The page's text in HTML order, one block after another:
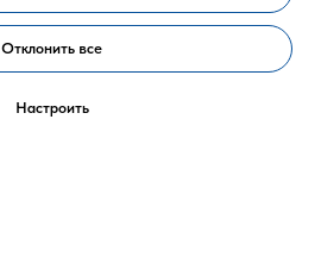
Отклонить все
Настроить